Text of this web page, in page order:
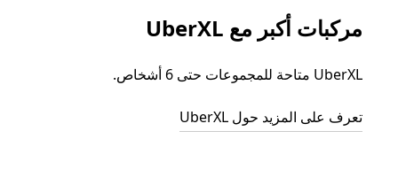
مركبات أكبر مع UberXL
UberXL متاحة للمجموعات حتى 6 أشخاص.
تعرف على المزيد حول UberXL